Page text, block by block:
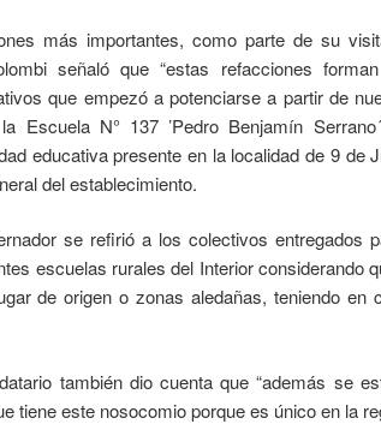
más importantes, como parte de su
señaló que “estas refacciones
que empezó a potenciarse a partir de
Escuela N° 137 ’Pedro Benjamín
educativa presente en la localidad de 9 de
del establecimiento.
se refirió a los colectivos entregados
escuelas rurales del Interior considerando
de origen o zonas aledañas, teniendo en
también dio cuenta que “además se
tiene este nosocomio porque es único en la